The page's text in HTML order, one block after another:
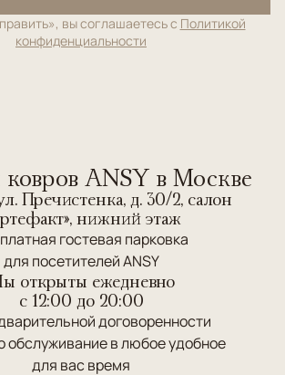
вы соглашаетесь с Политикой
конфиденциальности
ANSY в Москве
Пречистенка, д. 30/2, салон
нижний этаж
гостевая парковка
для посетителей ANSY
открыты ежедневно
c 12:00 до 20:00
договоренности
обслуживание в любое удобное
для вас время